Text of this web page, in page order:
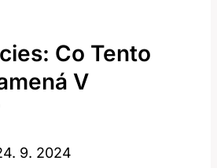
Co Tento
V
9. 2024